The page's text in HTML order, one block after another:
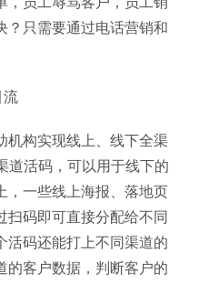
？只需要通过电话营销和
流
机构实现线上、线下全渠
道活码，可以用于线下的
，一些线上海报、落地页
扫码即可直接分配给不同
活码还能打上不同渠道的
的客户数据，判断客户的